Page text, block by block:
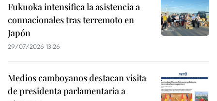
Fukuoka intensifica la asistencia a
connacionales tras terremoto en
Japón
29/07/2026 13:26
Medios camboyanos destacan visita
de presidenta parlamentaria a